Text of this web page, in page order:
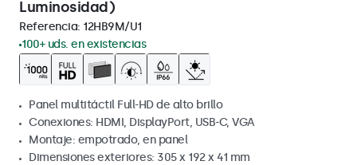
Luminosidad)
Referencia: 12HB9M/U1
100+ uds. en existencias
Panel multitáctil Full-HD de alto brillo
Conexiones: HDMI, DisplayPort, USB-C, VGA
Montaje: empotrado, en panel
Dimensiones exteriores: 305 x 192 x 41 mm